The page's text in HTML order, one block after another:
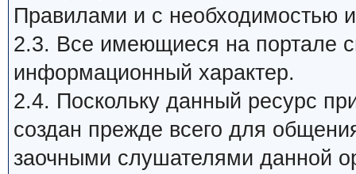
Правилами и с необходимостью
2.3. Все имеющиеся на портале
информационный характер.
2.4. Поскольку данный ресурс
создан прежде всего для
заочными слушателями данной